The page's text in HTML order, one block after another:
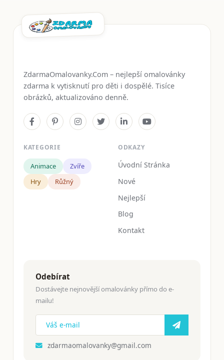
ZdarmaOmalovanky.Com – nejlepší omalovánky
zdarma k vytisknutí pro děti i dospělé. Tisíce
obrázků, aktualizováno denně.
KATEGORIE
Animace
Zvíře
Hry
Růžný
ODKAZY
Úvodní Stránka
Nové
Nejlepší
Blog
Kontakt
Odebírat
Dostávejte nejnovější omalovánky přímo do e-
mailu!
zdarmaomalovanky@gmail.com